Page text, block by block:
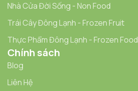
Nhà Cửa Đời Sống - Non Food
Trái Cây Đông Lạnh - Frozen Fruit
Thực Phẩm Đông Lạnh - Frozen Food
Chính sách
Blog
Liên Hệ